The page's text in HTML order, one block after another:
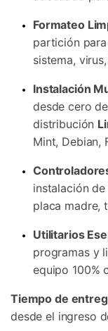
Formateo
partición
sistema,
Instalación
desde cero
distribución
Mint, Debian,
instalación
placa madre,
Utilitarios
programas y
equipo 100%
Tiempo de
desde el ingreso